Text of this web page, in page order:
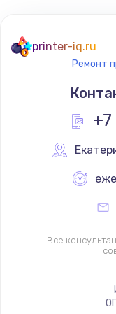
Ремонт
printer-iq.ru
Ремонт
Все